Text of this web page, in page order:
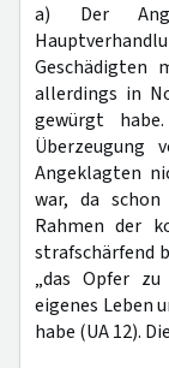
a) Der
Geschädigten
allerdings in
gewürgt
Überzeugung
Angeklagten
war, da
Rahmen der
strafschärfend
„das Opfer
eigenes Leben
habe (UA 12).